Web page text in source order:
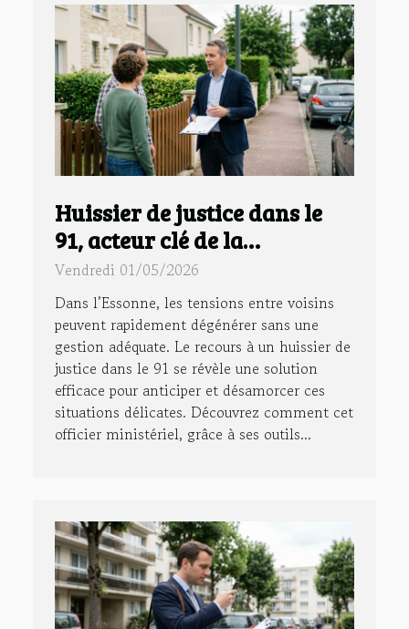
Huissier de justice dans le
91, acteur clé de la
prévention des conflits de
voisinage
Vendredi 01/05/2026
Dans l’Essonne, les tensions entre voisins
peuvent rapidement dégénérer sans une
gestion adéquate. Le recours à un huissier de
justice dans le 91 se révèle une solution
efficace pour anticiper et désamorcer ces
situations délicates. Découvrez comment cet
officier ministériel, grâce à ses outils...